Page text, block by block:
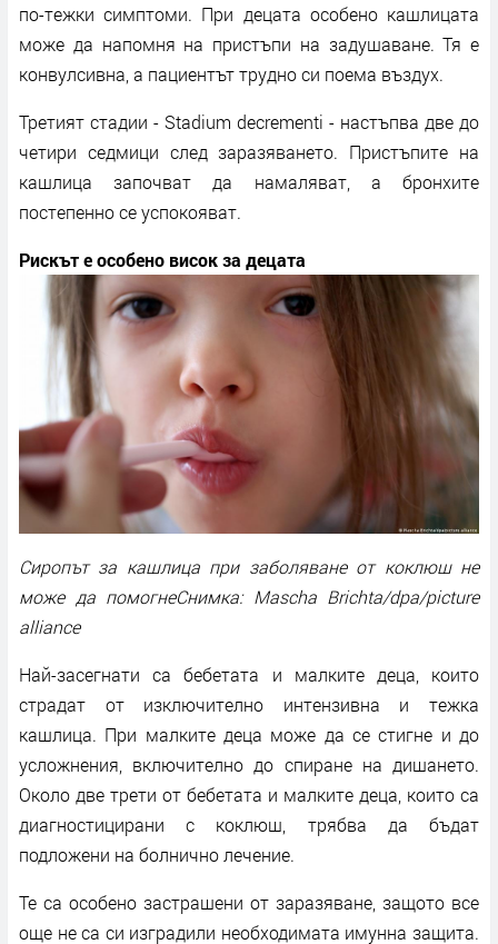
по-тежки симптоми. При децата особено кашлицата
може да напомня на пристъпи на задушаване. Тя е
конвулсивна, а пациентът трудно си поема въздух.
Третият стадии - Stadium decrementi - настъпва две до
четири седмици след заразяването. Пристъпите на
кашлица започват да намаляват, а бронхите
постепенно се успокояват.
Рискът е особено висок за децата
Сиропът за кашлица при заболяване от коклюш не
може да помогнеСнимка: Mascha Brichta/dpa/picture
alliance
Най-засегнати са бебетата и малките деца, които
страдат от изключително интензивна и тежка
кашлица. При малките деца може да се стигне и до
усложнения, включително до спиране на дишането.
Около две трети от бебетата и малките деца, които са
диагностицирани с коклюш, трябва да бъдат
подложени на болнично лечение.
Те са особено застрашени от заразяване, защото все
още не са си изградили необходимата имунна защита.